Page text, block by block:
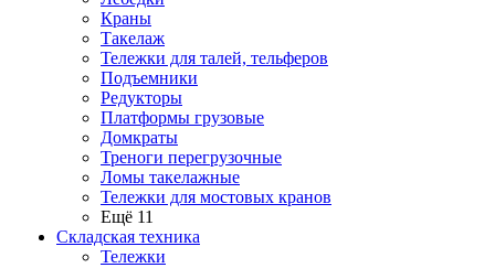
Краны
Такелаж
Тележки для талей, тельферов
Подъемники
Редукторы
Платформы грузовые
Домкраты
Треноги перегрузочные
Ломы такелажные
Тележки для мостовых кранов
Ещё 11
Складская техника
Тележки